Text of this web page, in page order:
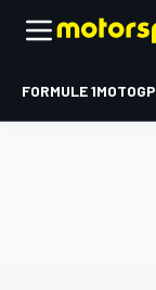
FORMULE 1MOTOGP